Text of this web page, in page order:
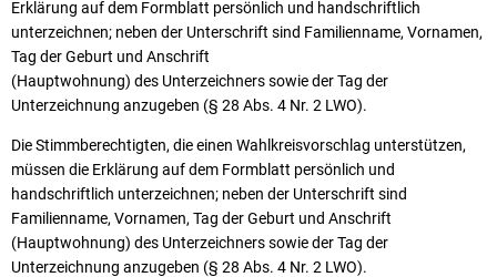
Erklärung auf dem Formblatt persönlich und handschriftlich
unterzeichnen; neben der Unterschrift sind Familienname, Vornamen,
Tag der Geburt und Anschrift
(Hauptwohnung) des Unterzeichners sowie der Tag der
Unterzeichnung anzugeben (§ 28 Abs. 4 Nr. 2 LWO).
Die Stimmberechtigten, die einen Wahlkreisvorschlag unterstützen,
müssen die Erklärung auf dem Formblatt persönlich und
handschriftlich unterzeichnen; neben der Unterschrift sind
Familienname, Vornamen, Tag der Geburt und Anschrift
(Hauptwohnung) des Unterzeichners sowie der Tag der
Unterzeichnung anzugeben (§ 28 Abs. 4 Nr. 2 LWO).